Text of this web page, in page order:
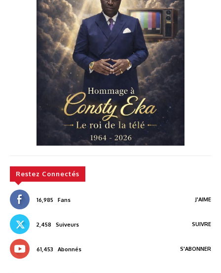
Restez Connectés
16,985 Fans J'AIME
2,458 Suiveurs SUIVRE
61,453 Abonnés S'ABONNER